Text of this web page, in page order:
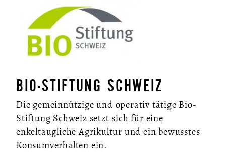
BIO-STIFTUNG SCHWEIZ
Die gemeinnützige und operativ tätige Bio-
Stiftung Schweiz setzt sich für eine
enkeltaugliche Agrikultur und ein bewusstes
Konsumverhalten ein.